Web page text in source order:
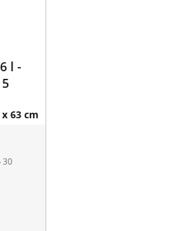
l -
63 cm
30